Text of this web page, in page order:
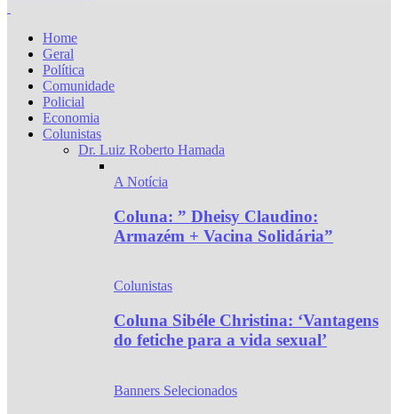
Home
Geral
Política
Comunidade
Policial
Economia
Colunistas
Dr. Luiz Roberto Hamada
A Notícia
Coluna: ” Dheisy Claudino:
Armazém + Vacina Solidária”
Colunistas
Coluna Sibéle Christina: ‘Vantagens
do fetiche para a vida sexual’
Banners Selecionados